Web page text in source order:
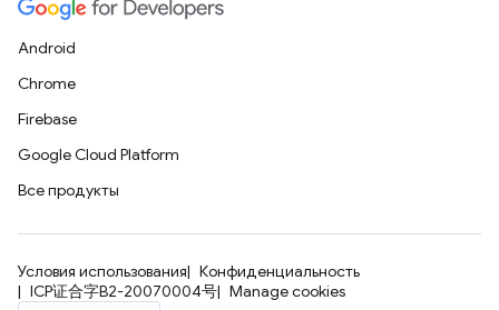
Android
Chrome
Firebase
Google Cloud Platform
Все продукты
Условия использования
Конфиденциальность
ICP证合字B2-20070004号
Manage cookies